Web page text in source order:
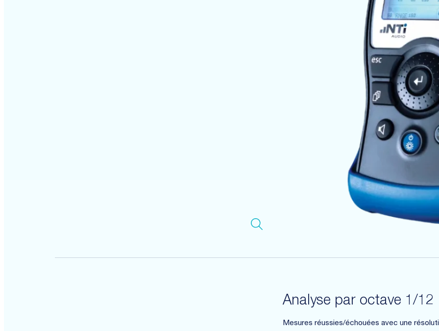
Analyse par octave 1/12
Mesures réussies/échouées avec une